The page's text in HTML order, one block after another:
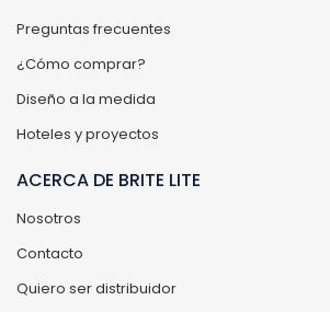
Preguntas frecuentes
¿Cómo comprar?
Diseño a la medida
Hoteles y proyectos
ACERCA DE BRITE LITE
Nosotros
Contacto
Quiero ser distribuidor